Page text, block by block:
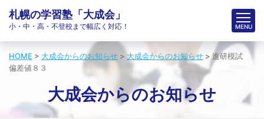
札幌の学習塾「大成会」
小・中・高・不登校まで幅広く対応！
HOME > 大成会からのお知らせ > 大成会からのお知らせ >進研模試
偏差値８３
大成会からのお知らせ